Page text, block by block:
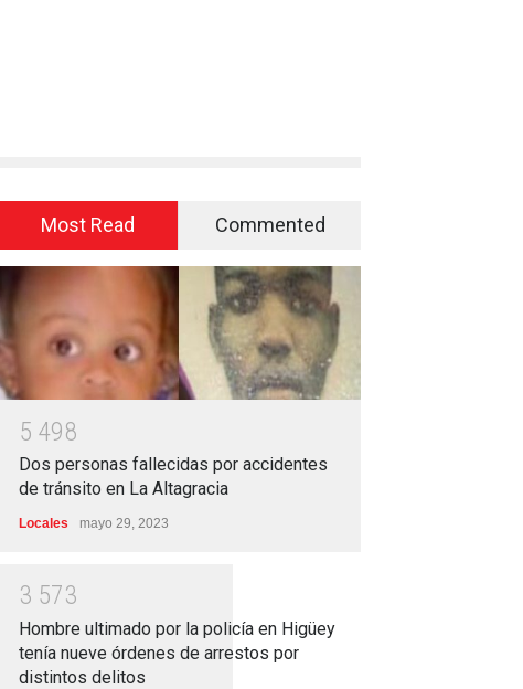
Most Read Commented
5 498
Dos personas fallecidas por accidentes
de tránsito en La Altagracia
Locales mayo 29, 2023
3 573
Hombre ultimado por la policía en Higüey
tenía nueve órdenes de arrestos por
distintos delitos